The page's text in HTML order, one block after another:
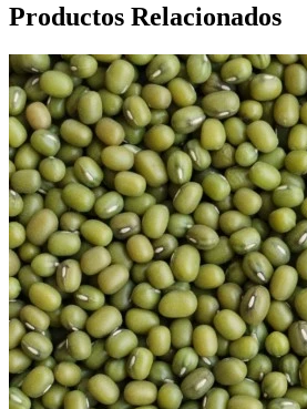
Productos Relacionados